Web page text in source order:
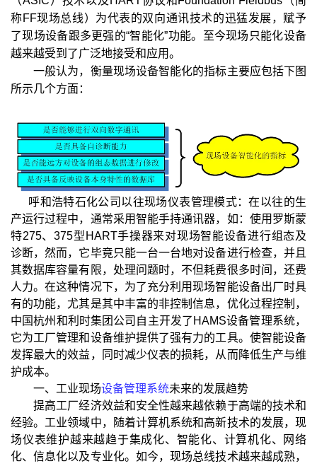
称FF现场总线）为代表的双向通讯技术的迅猛发展，赋予
了现场设备跟多更强的“智能化”功能。至今现场只能化设备
越来越受到了广泛地接受和应用。
一般认为，衡量现场设备智能化的指标主要应包括下图
所示几个方面：
呼和浩特石化公司以往现场仪表管理模式：在以往的生
产运行过程中，通常采用智能手持通讯器，如：使用罗斯蒙
特275、375型HART手操器来对现场智能设备进行组态及
诊断，然而，它毕竟只能一台一台地对设备进行检查，并且
其数据库容量有限，处理问题时，不但耗费很多时间，还费
人力。在这种情况下，为了充分利用现场智能设备出厂时具
有的功能，尤其是其中丰富的非控制信息，优化过程控制，
中国杭州和利时集团公司自主开发了HAMS设备管理系统，
它为工厂管理和设备维护提供了强有力的工具。使智能设备
发挥最大的效益，同时减少仪表的损耗，从而降低生产与维
护成本。
一、工业现场设备管理系统未来的发展趋势
提高工厂经济效益和安全性越来越依赖于高端的技术和
经验。工业领域中，随着计算机系统和高新技术的发展，现
场仪表维护越来越趋于集成化、智能化、计算机化、网络
化、信息化以及专业化。如今，现场总线技术越来越成熟，